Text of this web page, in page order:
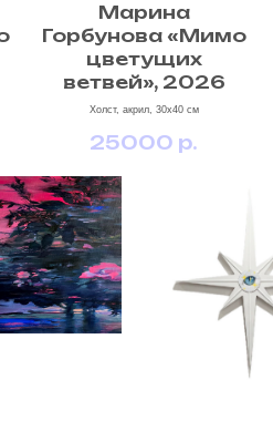
Марина
Горбунова «Мимо
цветущих
ветвей», 2026
Холст, акрил, 30х40 см
25000 р.